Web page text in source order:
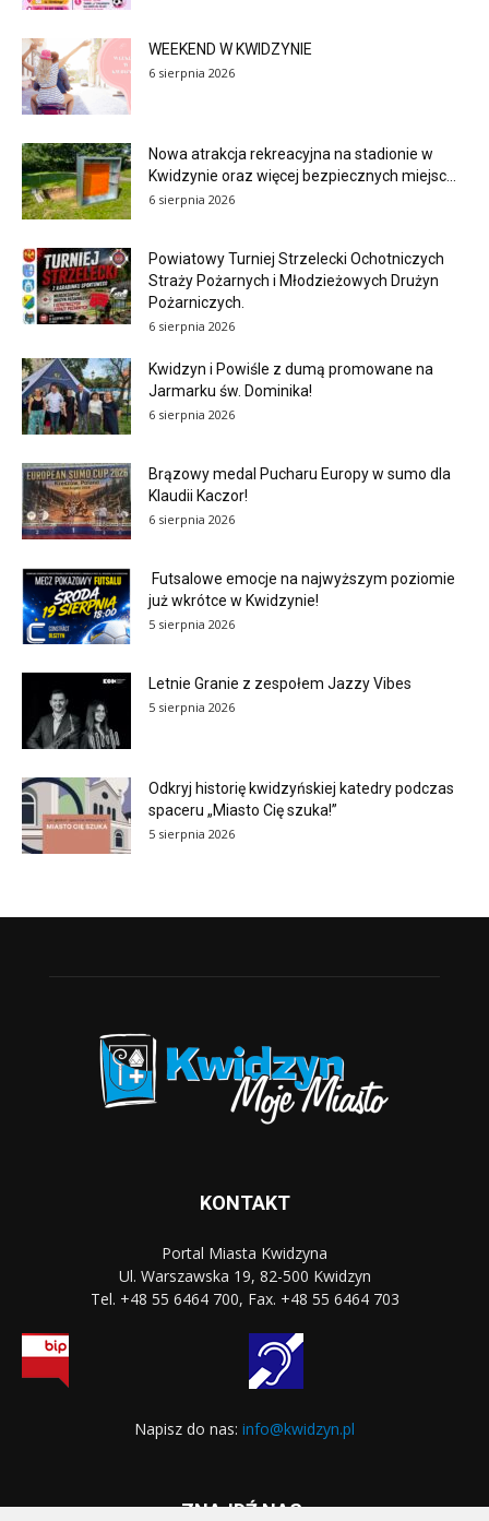
WEEKEND W KWIDZYNIE
6 sierpnia 2026
Nowa atrakcja rekreacyjna na stadionie w
Kwidzynie oraz więcej bezpiecznych miejsc...
6 sierpnia 2026
Powiatowy Turniej Strzelecki Ochotniczych
Straży Pożarnych i Młodzieżowych Drużyn
Pożarniczych.
6 sierpnia 2026
Kwidzyn i Powiśle z dumą promowane na
Jarmarku św. Dominika!
6 sierpnia 2026
Brązowy medal Pucharu Europy w sumo dla
Klaudii Kaczor!
6 sierpnia 2026
Futsalowe emocje na najwyższym poziomie
już wkrótce w Kwidzynie!
5 sierpnia 2026
Letnie Granie z zespołem Jazzy Vibes
5 sierpnia 2026
Odkryj historię kwidzyńskiej katedry podczas
spaceru „Miasto Cię szuka!”
5 sierpnia 2026
KONTAKT
Portal Miasta Kwidzyna
Ul. Warszawska 19, 82-500 Kwidzyn
Tel. +48 55 6464 700, Fax. +48 55 6464 703
Napisz do nas: info@kwidzyn.pl
ZNAJDŹ NAS: